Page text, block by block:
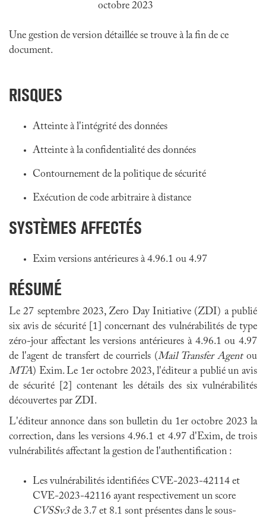
octobre 2023
Une gestion de version détaillée se trouve à la fin de ce
document.
RISQUES
Atteinte à l'intégrité des données
Atteinte à la confidentialité des données
Contournement de la politique de sécurité
Exécution de code arbitraire à distance
SYSTÈMES AFFECTÉS
Exim versions antérieures à 4.96.1 ou 4.97
RÉSUMÉ
Le 27 septembre 2023, Zero Day Initiative (ZDI) a publié
six avis de sécurité [1] concernant des vulnérabilités de type
zéro-jour affectant les versions antérieures à 4.96.1 ou 4.97
de l'agent de transfert de courriels (Mail Transfer Agentou
MTA) Exim. Le 1er octobre 2023, l'éditeur a publié un avis
de sécurité [2] contenant les détails des six vulnérabilités
découvertes par ZDI.
L'éditeur annonce dans son bulletin du 1er octobre 2023 la
correction, dans les versions 4.96.1 et 4.97 d'Exim, de trois
vulnérabilités affectant la gestion de l'authentification :
Les vulnérabilités identifiées CVE-2023-42114 et
CVE-2023-42116 ayant respectivement un score
CVSSv3de 3.7 et 8.1 sont présentes dans le sous-